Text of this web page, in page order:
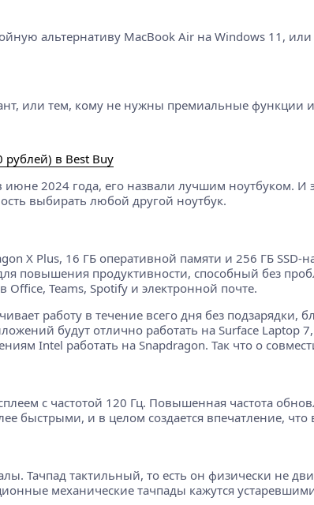
альтернативу MacBook Air на Windows 11,
или тем, кому не нужны премиальные функции
в Best Buy
июне 2024 года, его назвали лучшим ноутбуком.
выбирать любой другой ноутбук.
X Plus, 16 ГБ оперативной памяти и 256 ГБ SSD-
повышения продуктивности, способный без
Teams, Spotify и электронной почте.
работу в течение всего дня без подзарядки,
будут отлично работать на Surface Laptop
Intel работать на Snapdragon. Так что о
с частотой 120 Гц. Повышенная частота
быстрыми, и в целом создается впечатление, что
Тачпад тактильный, то есть он физически не
механические тачпады кажутся